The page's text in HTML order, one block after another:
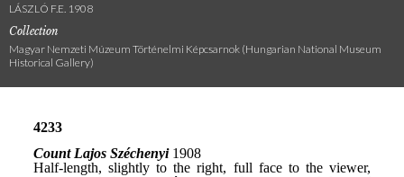
LÁSZLÓ F.E. 1908
Collection
Magyar Nemzeti Múzeum Történelmi Képcsarnok (Hungarian National Museum
Historical Gallery)